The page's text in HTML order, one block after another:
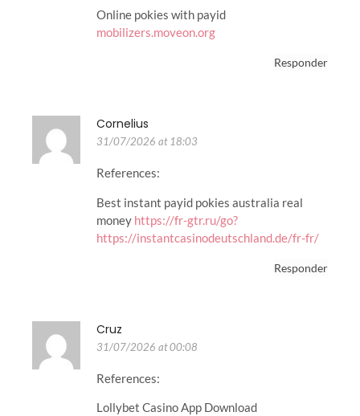
Online pokies with payid
mobilizers.moveon.org
Responder
Cornelius
31/07/2026 at 18:03
References:
Best instant payid pokies australia real
money https://fr-gtr.ru/go?
https://instantcasinodeutschland.de/fr-fr/
Responder
Cruz
31/07/2026 at 00:08
References:
Lollybet Casino App Download